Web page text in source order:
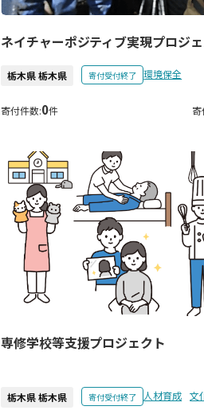
ネイチャーポジティブ実現プロジ
栃木県 栃木県 寄付受付終了 環境保全
寄付件数:0件
専修学校等支援プロジェクト
栃木県 栃木県 寄付受付終了 人材育成 文